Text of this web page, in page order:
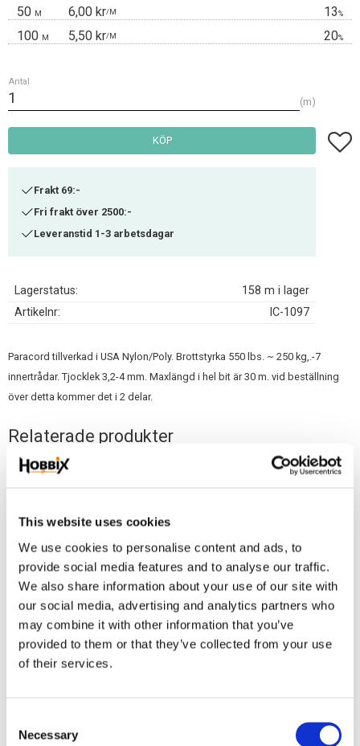
This website uses cookies
We use cookies to personalise content and ads, to
provide social media features and to analyse our traffic.
We also share information about your use of our site with
our social media, advertising and analytics partners who
may combine it with other information that you’ve
provided to them or that they’ve collected from your use
of their services.
Necessary
50 M 6,00 kr/M 13%
100 M 5,50 kr/M 20%
Antal
m
KÖP Lägg
Frakt 69:-
Fri frakt över 2500:-
Leveranstid 1-3 arbetsdagar
Lagerstatus
158 m i lager
Artikelnr
IC-1097
Paracord tillverkad i USA Nylon/Poly. Brottstyrka 550 lbs. ~ 250 kg,.-7
innertrådar. Tjocklek 3,2-4 mm. Maxlängd i hel bit är 30 m. vid beställning
över detta kommer det i 2 delar.
Relaterade produkter
Paracord Lina
1 m. Paracord Gold
Paracord Lina Type III